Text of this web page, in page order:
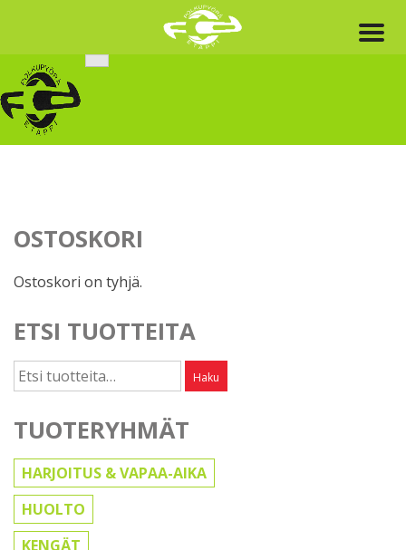
content
OSTOSKORI
Ostoskori on tyhjä.
ETSI TUOTTEITA
Etsi: Haku
TUOTERYHMÄT
HARJOITUS & VAPAA-AIKA
HUOLTO
KENGÄT